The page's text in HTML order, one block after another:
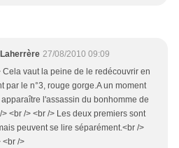
27/08/2010 09:09
Cela vaut la peine de le redécouvrir en
par le n°3, rouge gorge.A un moment
l'assassin du bonhomme de
<br /> <br /> Les deux premiers sont
peuvent se lire séparément.<br />
<br />